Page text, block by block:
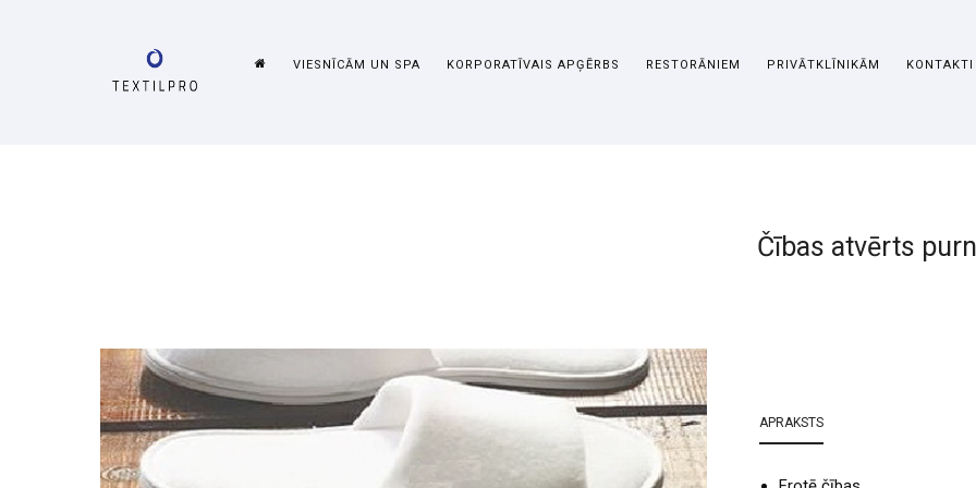
VIESNĪCĀM UN SPA KORPORATĪVAIS APĢĒRBS RESTORĀNIEM PRIVĀTKLĪNIKĀM KONTAKTI
Čības atvērts
APRAKSTS